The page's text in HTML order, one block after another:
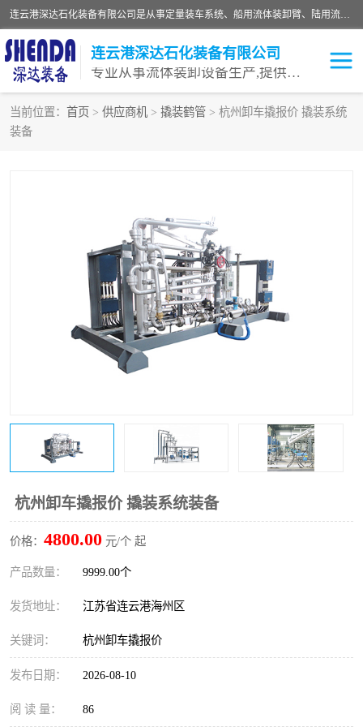
连云港深达石化装备有限公司是从事定量装车系统、船用流体装卸臂、陆用流体装卸臂（鹤管）、活动梯、钢构平台等全系列流体装卸设备的设计、制造、销售以及服务的专业供应商。公司始终以客户为中心，密切跟踪国内外油气储运及装卸设备先进技术的发展，以先进的技术、优质的产品、一流的服务，满足客户需求。
连云港深达石化装备有限公司
专业从事流体装卸设备生产,提供全面解决方案，生产与定制服务
当前位置： 首页 > 供应商机 > 撬装鹤管 > 杭州卸车撬报价 撬装系统
装备
杭州卸车撬报价 撬装系统装备
价格： 4800.00 元/个 起
产品数量： 9999.00个
发货地址： 江苏省连云港海州区
关键词： 杭州卸车撬报价
发布日期： 2026-08-10
阅 读 量： 86
鹤管
潜油泵鹤管
流体装卸臂 输油臂
汽车鹤管
火车鹤管